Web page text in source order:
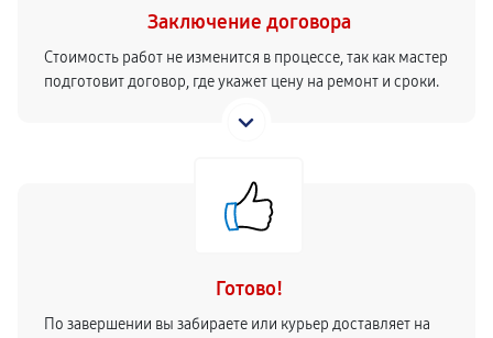
Заключение договора
Стоимость работ не изменится в процессе, так как мастер
подготовит договор, где укажет цену на ремонт и сроки.
Готово!
По завершении вы забираете или курьер доставляет на